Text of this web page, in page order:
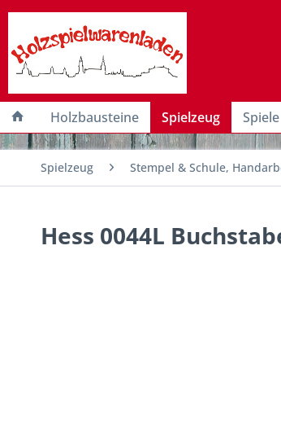
Holzbausteine Spielzeug Spiele
Spielzeug Stempel & Schule,
Hess 0044L